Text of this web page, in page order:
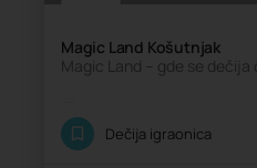
Magic Land Košutnjak
Dečija igraonica